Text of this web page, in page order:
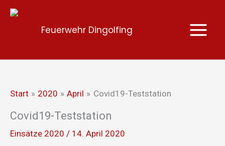
Zum
Feuerwehr Dingolfing
Start 2020 April Covid19-Teststation
Covid19-Teststation
Einsätze 2020 / 14. April 2020